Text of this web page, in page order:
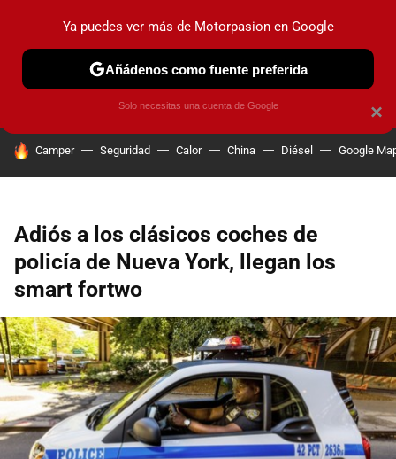
PRUEBAS COCHES ELÉCTRICOS OBSERVATORIO
HOY SE HABLA DE
Camper Seguridad Calor China Diésel Google
Adiós a los clásicos coches de
policía de Nueva York, llegan los
smart fortwo
×
Ya puedes ver más de Motorpasion en Google
Añádenos como fuente preferida
Solo necesitas una cuenta de Google